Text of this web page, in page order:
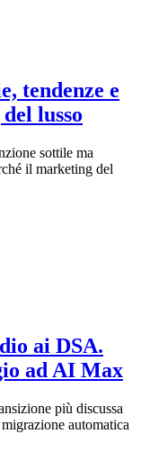
tendenze e
lusso
sottile ma
il marketing del
ai DSA.
ad AI Max
più discussa
automatica